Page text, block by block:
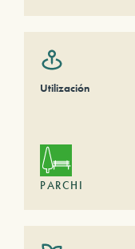
Utilización
PARCHI